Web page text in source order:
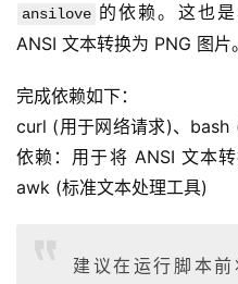
ansilove 的依赖。这也
ANSI 文本转换为 PNG 图片。
完成依赖如下：
curl (用于网络请求)、
依赖：用于将 ANSI 文本
awk (标准文本处理工具)
建议在运行脚本